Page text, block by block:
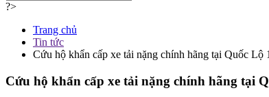
?>
Trang chủ
Tin tức
Cứu hộ khẩn cấp xe tải nặng chính hãng tại Quốc Lộ
Cứu hộ khẩn cấp xe tải nặng chính hãng tại